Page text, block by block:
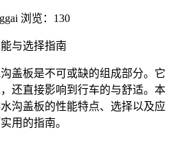
浏览：130
与选择指南
盖板是不可或缺的组成部分。它
还直接影响到行车的与舒适。本
沟盖板的性能特点、选择以及应
用的指南。